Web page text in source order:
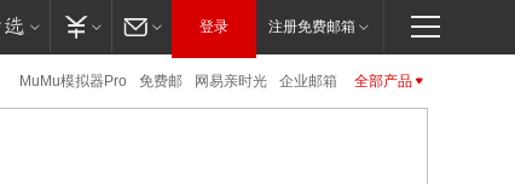
登录 注册免费邮箱
企业邮箱
网易亲时光
免费邮
MuMu模拟器Pro
公开课
大神社区
公正邮
云音乐
网易味央
严选
全部产品